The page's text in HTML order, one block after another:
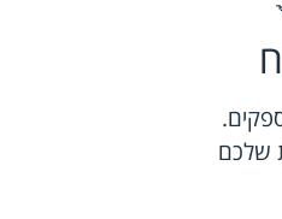
שלכם